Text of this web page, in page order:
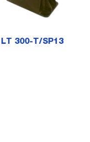
LT 300-T/SP13